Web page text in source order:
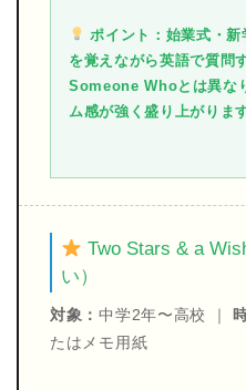
ポイント：始業式・
を覚えながら英語で質問
Someone Whoとは異な
ム感が強く盛り上がります
Two Stars & a
い）
対象：中学2年〜高校 ｜
たはメモ用紙